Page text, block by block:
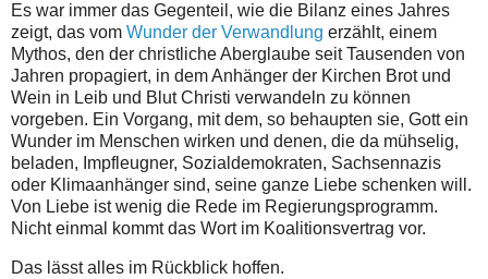
Es war immer das Gegenteil, wie die Bilanz eines Jahres
zeigt, das vom Wunder der Verwandlung erzählt, einem
Mythos, den der christliche Aberglaube seit Tausenden von
Jahren propagiert, in dem Anhänger der Kirchen Brot und
Wein in Leib und Blut Christi verwandeln zu können
vorgeben. Ein Vorgang, mit dem, so behaupten sie, Gott ein
Wunder im Menschen wirken und denen, die da mühselig,
beladen, Impfleugner, Sozialdemokraten, Sachsennazis
oder Klimaanhänger sind, seine ganze Liebe schenken will.
Von Liebe ist wenig die Rede im Regierungsprogramm.
Nicht einmal kommt das Wort im Koalitionsvertrag vor.
Das lässt alles im Rückblick hoffen.